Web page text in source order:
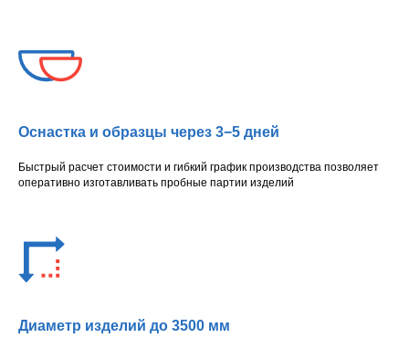
Оснастка и образцы через 3−5 дней
Быстрый расчет стоимости и гибкий график производства позволяет
оперативно изготавливать пробные партии изделий
Диаметр изделий до 3500 мм